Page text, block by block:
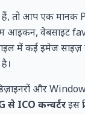
तो आप एक मानक
आइकन, वेबसाइट
में कई इमेज
डिज़ाइनरों और
से ICO कन्वर्टरइस